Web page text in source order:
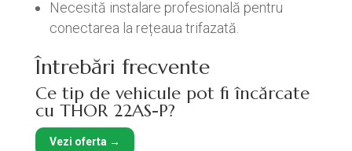
Necesită instalare profesională pentru
conectarea la rețeaua trifazată.
Întrebări frecvente
Ce tip de vehicule pot fi încărcate
cu THOR 22AS-P?
Vezi oferta →